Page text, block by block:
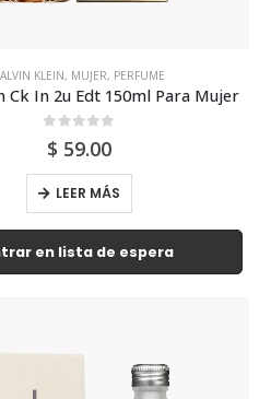
KLEIN, MUJER, PERFUME
Ck In 2u Edt 150ml Para Mujer
out of 5
$ 59.00
LEER MÁS
en lista de espera